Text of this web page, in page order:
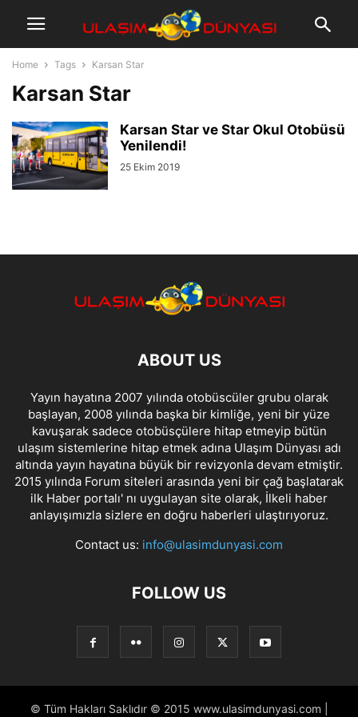
Home Tags Karsan Star
Karsan Star
Karsan Star ve Star Okul Otobüsü
Yenilendi!
25 Ekim 2019
ABOUT US
Yayın hayatına 2007 yılında otobüscüler grubu olarak
başlayan, 2008 yılında başka bir kimliğe, yeni bir yüze
kavuşarak sadece otobüsçülere hitap etmeyip bütün
ulaşım sistemlerine hitap etmek adına Ulaşım Dünyası adı
altında yayın hayatına büyük bir revizyonla devam etmiştir.
2015 yılında Forum siteleri arasında yeni bir çağ başlatarak
ilk Haber portalı' nı uygulayan site olarak, İlkeli haber
anlayışımızla sizlere en doğru haberleri ulaştırıyoruz.
Contact us: info@ulasimdunyasi.com
FOLLOW US
© Tüm Hakları Saklıdır © 2015 www.ulasimdunyasi.com |